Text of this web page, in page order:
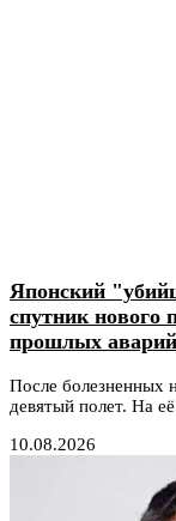
Японский
спутник нового
прошлых аварий
После болезненных
девятый полет. На
10.08.2026